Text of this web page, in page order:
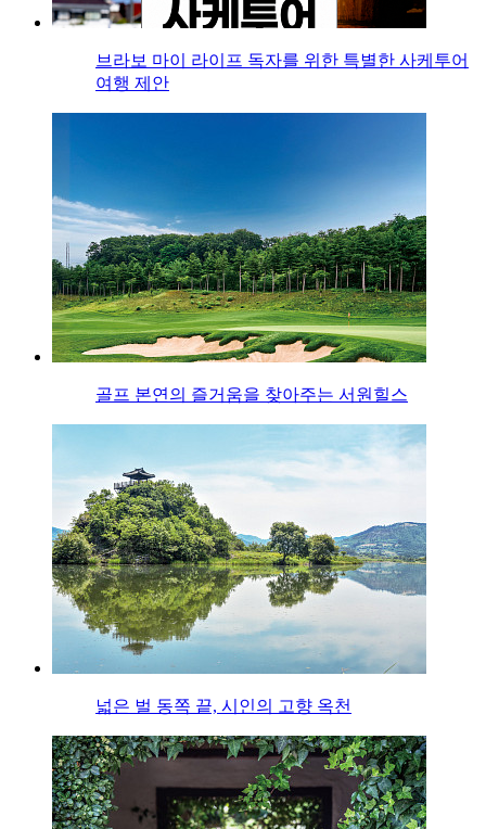
브라보 마이 라이프 독자를 위한 특별한 사케투어
여행 제안
골프 본연의 즐거움을 찾아주는 서원힐스
넓은 벌 동쪽 끝, 시인의 고향 옥천